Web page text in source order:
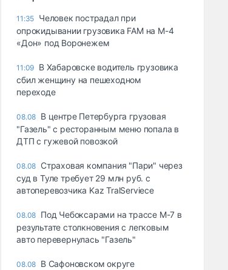
11:35 Человек пострадал при
опрокидывании грузовика FAM на М-4
«Дон» под Воронежем
11:09 В Хабаровске водитель грузовика
сбил женщину на пешеходном
переходе
08.08 В центре Петербурга грузовая
"Газель" с ресторанным меню попала в
ДТП с гужевой повозкой
08.08 Страховая компания "Пари" через
суд в Туле требует 29 млн руб. с
автоперевозчика Kaz TralServiece
08.08 Под Чебоксарами на трассе М-7 в
результате столкновения с легковым
авто перевернулась "Газель"
08.08 В Сафоновском округе